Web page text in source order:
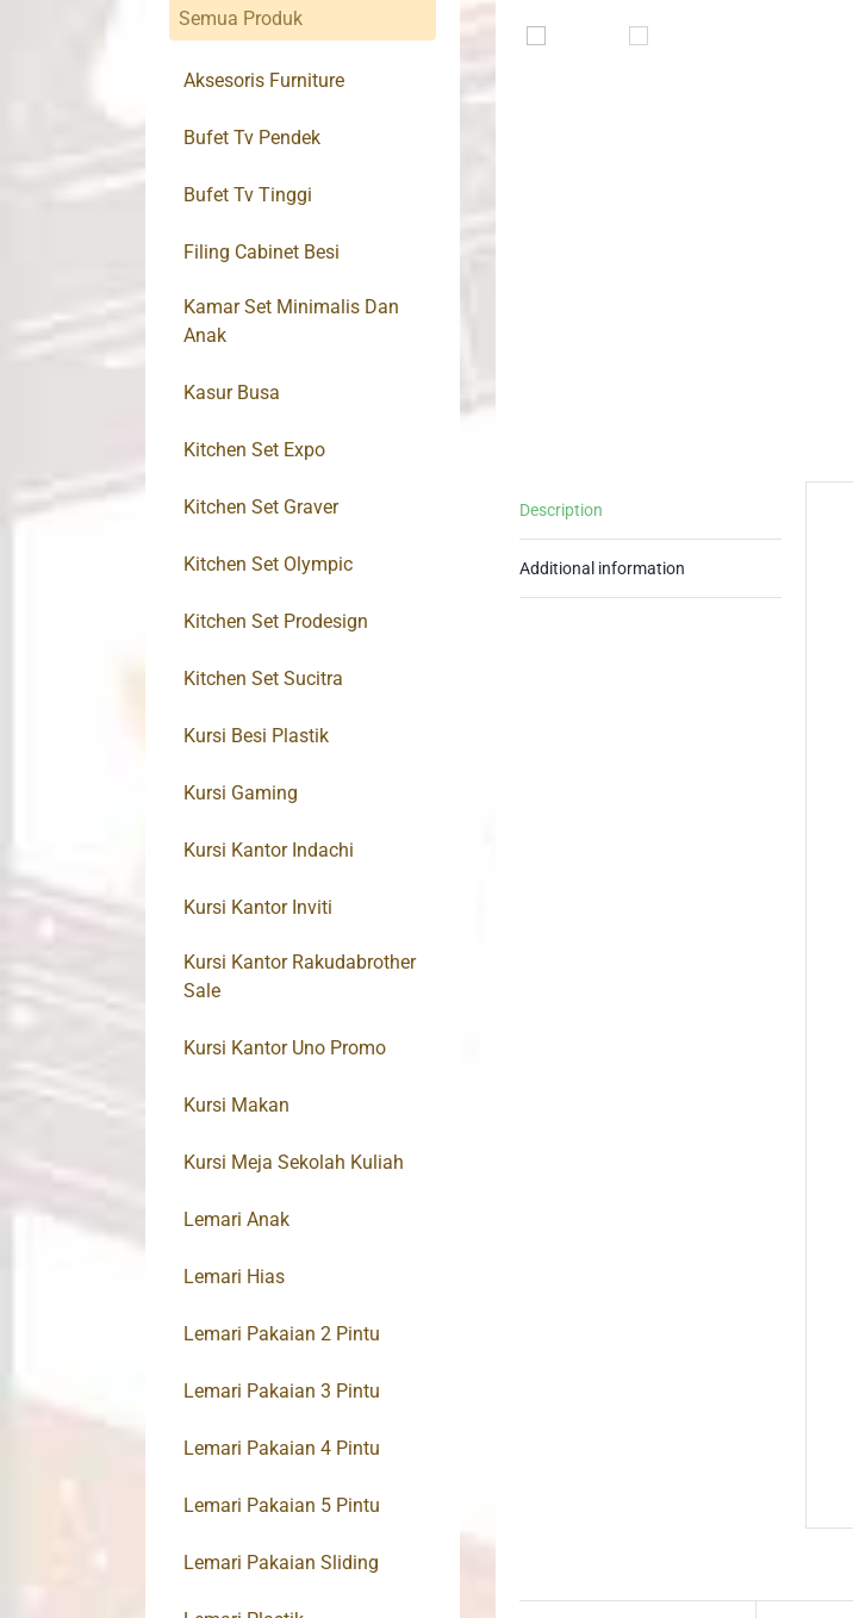
Description
Additional information
Semua Produk
Aksesoris Furniture
Bufet Tv Pendek
Bufet Tv Tinggi
Filing Cabinet Besi
Kamar Set Minimalis Dan
Anak
Kasur Busa
Kitchen Set Expo
Kitchen Set Graver
Kitchen Set Olympic
Kitchen Set Prodesign
Kitchen Set Sucitra
Kursi Besi Plastik
Kursi Gaming
Kursi Kantor Indachi
Kursi Kantor Inviti
Kursi Kantor Rakudabrother
Sale
Kursi Kantor Uno Promo
Kursi Makan
Kursi Meja Sekolah Kuliah
Lemari Anak
Lemari Hias
Lemari Pakaian 2 Pintu
Lemari Pakaian 3 Pintu
Lemari Pakaian 4 Pintu
Lemari Pakaian 5 Pintu
Lemari Pakaian Sliding